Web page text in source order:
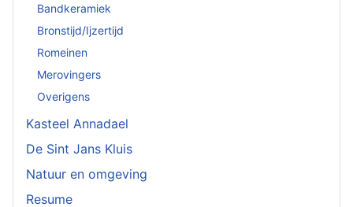
Bandkeramiek
Bronstijd/Ijzertijd
Romeinen
Merovingers
Overigens
Kasteel Annadael
De Sint Jans Kluis
Natuur en omgeving
Resume